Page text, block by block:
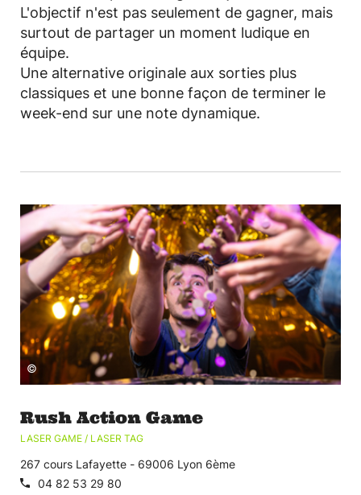
L'objectif n'est pas seulement de gagner, mais
surtout de partager un moment ludique en
équipe.
Une alternative originale aux sorties plus
classiques et une bonne façon de terminer le
week-end sur une note dynamique.
©
Rush Action Game
LASER GAME / LASER TAG
267 cours Lafayette - 69006 Lyon 6ème
04 82 53 29 80